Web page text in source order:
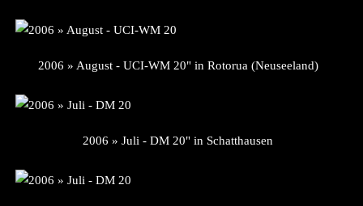
2006 » August - UCI-WM 20" in Rotorua (Neuseeland)
2006 » Juli - DM 20" in Schatthausen